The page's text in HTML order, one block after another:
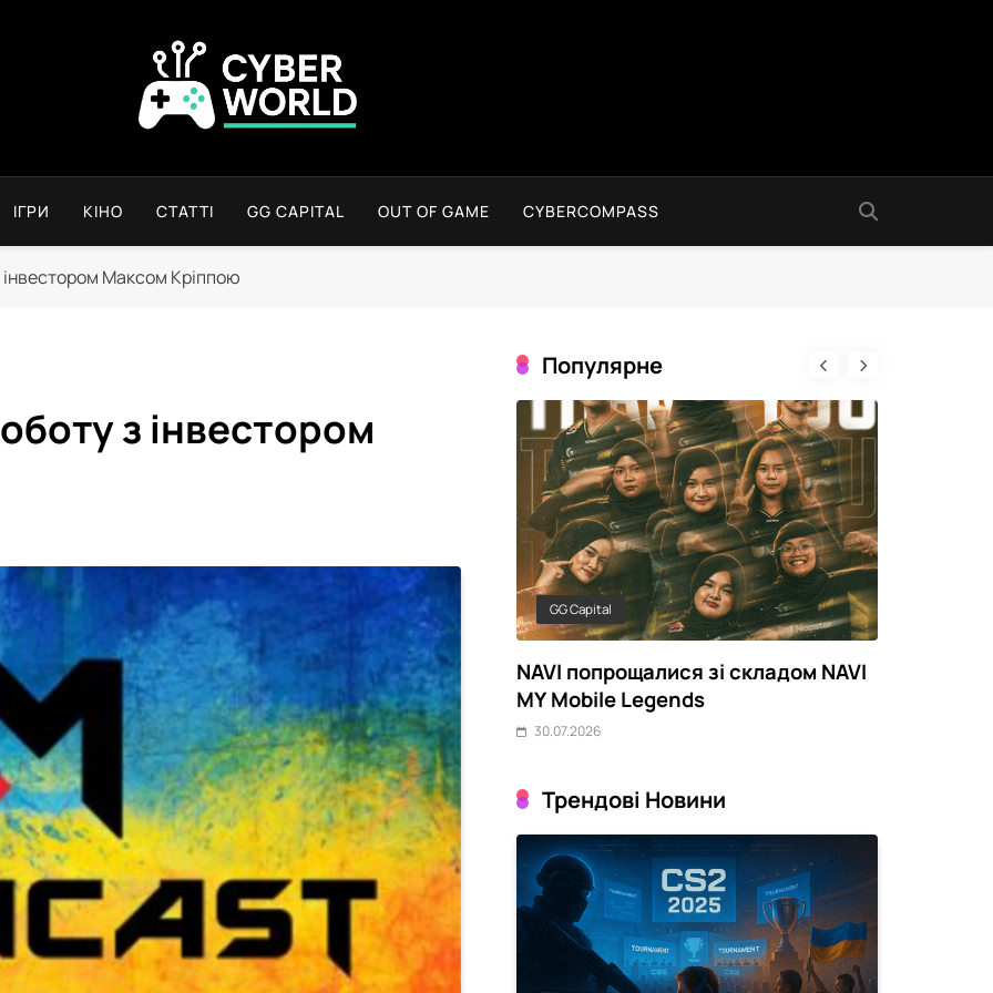
Сyber World
ІГРИ КІНО СТАТТІ GG CAPITAL OUT OF GAME CYBERCOMPASS
інвестором Максом Кріппою
з інвестором
Популярне
2026
NRG здобули
Статті
Чому українська сцена CS2
переживає новий підйом
30.07.2026
GG Capital
NAVI попрощалися зі складом NAVI
MY Mobile Legends
30.07.2026
Трендові Новини